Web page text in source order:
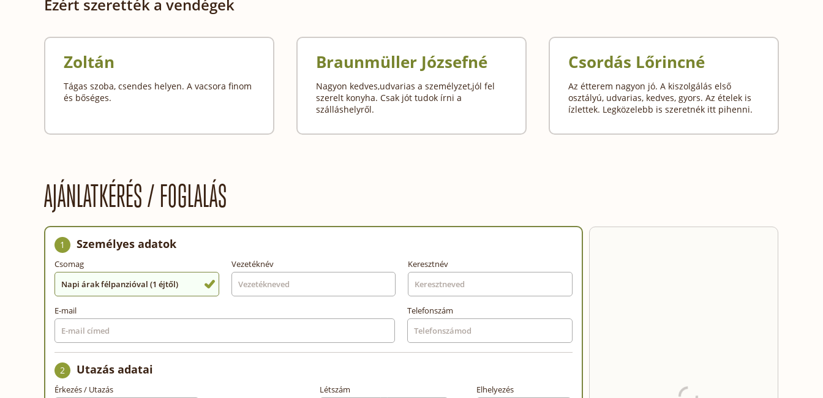
Ezért szerették a vendégek
Zoltán
Tágas szoba, csendes helyen. A vacsora finom
és bőséges.
Braunmüller Józsefné
Nagyon kedves,udvarias a személyzet,jól fel
szerelt konyha. Csak jót tudok írni a
szálláshelyről.
Csordás Lőrincné
Az étterem nagyon jó. A kiszolgálás első
osztályú, udvarias, kedves, gyors. Az ételek is
ízlettek. Legközelebb is szeretnék itt pihenni.
AJÁNLATKÉRÉS / FOGLALÁS
1 Személyes adatok
Csomag
Napi árak félpanzióval (1 éjtől)
Vezetéknév Keresztnév
E-mail Telefonszám
2 Utazás adatai
Érkezés / Utazás Létszám Elhelyezés